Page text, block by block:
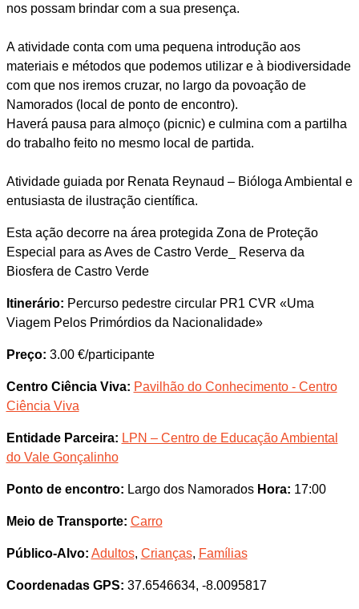
nos possam brindar com a sua presença.
A atividade conta com uma pequena introdução aos
materiais e métodos que podemos utilizar e à biodiversidade
com que nos iremos cruzar, no largo da povoação de
Namorados (local de ponto de encontro).
Haverá pausa para almoço (picnic) e culmina com a partilha
do trabalho feito no mesmo local de partida.
Atividade guiada por Renata Reynaud – Bióloga Ambiental e
entusiasta de ilustração científica.
Esta ação decorre na área protegida Zona de Proteção
Especial para as Aves de Castro Verde_ Reserva da
Biosfera de Castro Verde
Itinerário: Percurso pedestre circular PR1 CVR «Uma
Viagem Pelos Primórdios da Nacionalidade»
Preço: 3.00 €/participante
Centro Ciência Viva: Pavilhão do Conhecimento - Centro
Ciência Viva
Entidade Parceira: LPN – Centro de Educação Ambiental
do Vale Gonçalinho
Ponto de encontro: Largo dos Namorados Hora: 17:00
Meio de Transporte: Carro
Público-Alvo: Adultos, Crianças, Famílias
Coordenadas GPS: 37.6546634, -8.0095817